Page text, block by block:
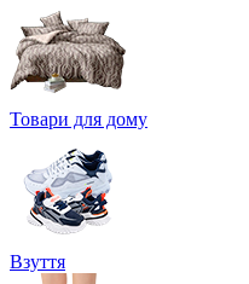
Товари для дому
Взуття